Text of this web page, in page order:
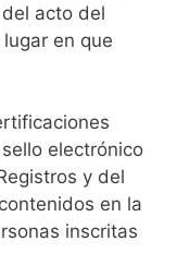
acto del
en que
electrónico
y del
en la
inscritas